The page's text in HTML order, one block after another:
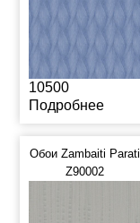
10500
Подробнее
Обои Zambaiti Parati
Z90002